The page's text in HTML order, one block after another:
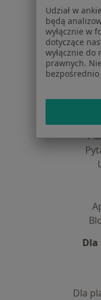
Dla
Udział w
będą
wyłącznie w
dotyczące
wyłącznie
prawnych.